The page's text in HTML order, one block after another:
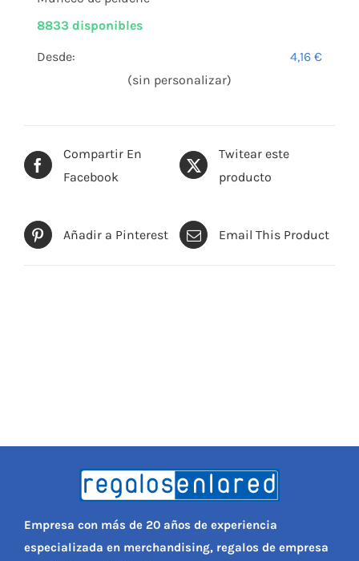
Compartir En
Facebook
Twitear este
producto
Añadir a Pinterest Email This Product
8833 disponibles
Desde: 4,16€
(sin personalizar)
Empresa con más de 20 años de experiencia
especializada en merchandising, regalos de empresa